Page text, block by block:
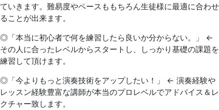
ていきます。難易度やペースももちろん生徒様に最適に合わせ
ることが出来ます。
◎「本当に初心者で何を練習したら良いか分からない。」 ←
その人に合ったレベルからスタートし、しっかり基礎の課題を
練習して頂けます。
◎「今よりもっと演奏技術をアップしたい！」 ← 演奏経験や
レッスン経験豊富な講師が本当のプロレベルでアドバイス＆レ
クチャー致します。